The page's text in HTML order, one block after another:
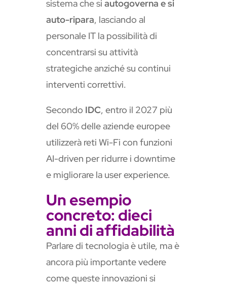
sistema che si autogoverna e si
auto-ripara, lasciando al
personale IT la possibilità di
concentrarsi su attività
strategiche anziché su continui
interventi correttivi.
Secondo IDC, entro il 2027 più
del 60% delle aziende europee
utilizzerà reti Wi-Fi con funzioni
AI-driven per ridurre i downtime
e migliorare la user experience.
Un esempio
concreto: dieci
anni di affidabilità
Parlare di tecnologia è utile, ma è
ancora più importante vedere
come queste innovazioni si